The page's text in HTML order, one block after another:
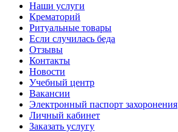
Наши услуги
Крематорий
Ритуальные товары
Если случилась беда
Отзывы
Контакты
Новости
Учебный центр
Вакансии
Электронный паспорт захоронения
Личный кабинет
Заказать услугу